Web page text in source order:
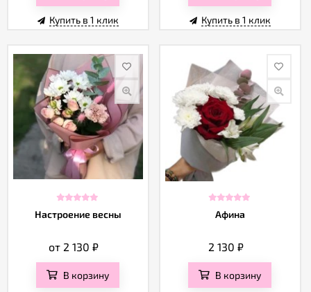
Купить в 1 клик Купить в 1 клик
Настроение весны
от 2 130₽
В корзину
Афина
2 130 ₽
В корзину